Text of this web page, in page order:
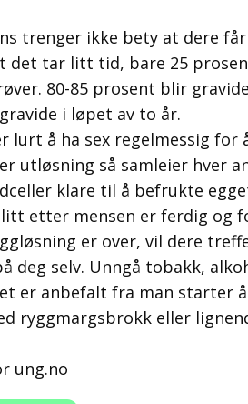
trenger ikke bety at dere
det tar litt tid, bare 25
80-85 prosent blir
i løpet av to år.
lurt å ha sex regelmessig for
utløsning så samleier hver
klare til å befrukte
etter mensen er ferdig og
er over, vil dere
deg selv. Unngå tobakk,
er anbefalt fra man starter
ryggmargsbrokk eller
ung.no